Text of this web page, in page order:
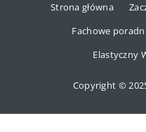
Strona główna
Fachowe
Elastyczny
Copyright ©